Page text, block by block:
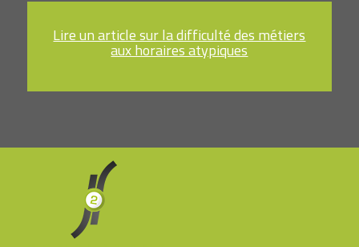
Lire un article sur la difficulté des métiers
aux horaires atypiques